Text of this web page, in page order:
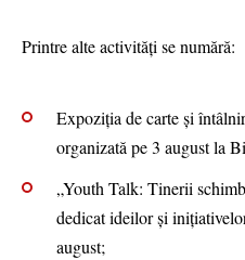
Printre alte activități se numără:
Expoziția de carte și
organizată pe 3 august la
„Youth Talk: Tinerii
dedicat ideilor și
august;